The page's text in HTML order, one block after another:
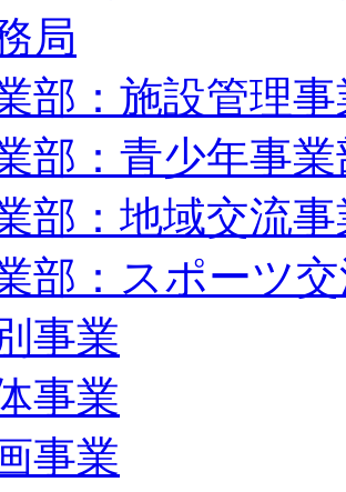
局
部：施設管理
部：青少年事業
部：地域交流
部：スポーツ
事業
事業
事業